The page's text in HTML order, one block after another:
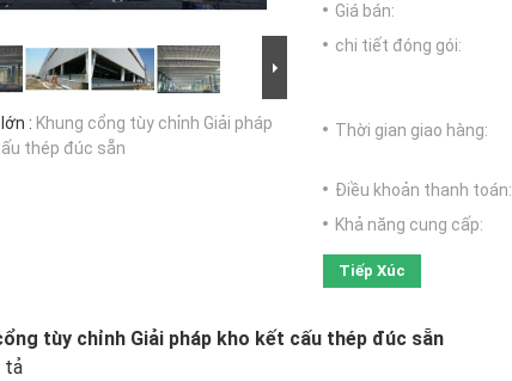
: Khung cổng tùy chỉnh Giải pháp
thép đúc sẵn
Giá bán:
chi tiết đóng gói:
Thời gian giao hàng:
Điều khoản thanh toán:
Khả năng cung cấp:
Tiếp Xúc
tùy chỉnh Giải pháp kho kết cấu thép đúc sẵn
tả